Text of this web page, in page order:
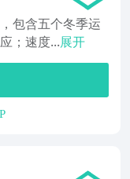
包含五个冬季运
；速度...展开